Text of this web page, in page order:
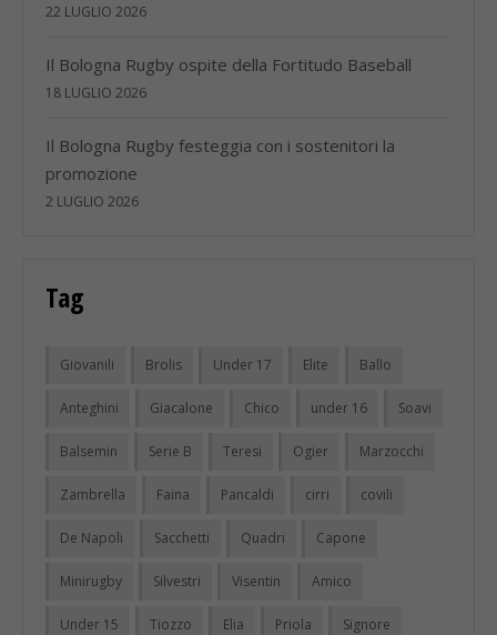
22 LUGLIO 2026
Il Bologna Rugby ospite della Fortitudo Baseball
18 LUGLIO 2026
Il Bologna Rugby festeggia con i sostenitori la
promozione
2 LUGLIO 2026
Tag
Giovanili Brolis Under 17 Elite Ballo
Anteghini Giacalone Chico under 16 Soavi
Balsemin Serie B Teresi Ogier Marzocchi
Zambrella Faina Pancaldi cirri covili
De Napoli Sacchetti Quadri Capone
Minirugby Silvestri Visentin Amico
Under 15 Tiozzo Elia Priola Signore